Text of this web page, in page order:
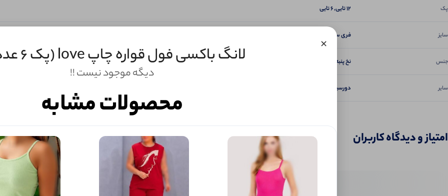
پک 12 تایی, 6 تایی
سایز فری سایز
جنس نخ پنبه سوپر گرم بالا
سایر دورسینه 135, قد 72
امتیاز و دیدگاه کاربران
ثبـــــت‌دیدگاه
× لانگ باکسی فول قواره چاپ love (پک 6 عددی)
دیگه موجود نیست !!
محصولات مشابه